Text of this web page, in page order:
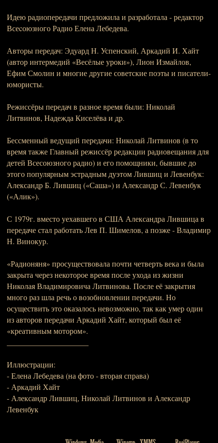
Идею радиопередачи предложила и разработала - редактор
Всеcоюзного Радио Елена Лебедева.
Авторы передач: Эдуард Н. Успенский, Аркадий И. Хайт
(автор интермедий «Весёлые уроки»), Лион Измайлов,
Ефим Смолин и многие другие советские поэты и писатели-
юмористы.
Режиссёры передач в разное время были: Николай
Литвинов, Надежда Киселёва и др.
Бессменный ведущий передачи: Николай Литвинов (в то
время также Главный режиссёр редакции радиовещания для
детей Всесоюзного радио) и его помощники, бывшие до
этого популярным эстрадным дуэтом Лившиц и Левенбук:
Александр Б. Лившиц («Саша») и Александр С. Левенбук
(«Алик»).
С 1979г. вместо уехавшего в США Александра Лившица в
передаче стал работать Лев П. Шимелов, а позже - Владимир
Н. Винокур.
«Радионяня» просуществовала почти четверть века и была
закрыта через некоторое время после ухода из жизни
Николая Владимировича Литвинова. После её закрытия
много раз шла речь о возобновлении передачи. Но
осуществить это оказалось невозможно, так как умер один
из авторов передачи Аркадий Хайт, который был её
«креативным мотором».
Иллюстрации:
- Елена Лебедева (на фото - вторая справа)
- Аркадий Хайт
- Александр Лившиц, Николай Литвинов и Александр
Левенбук